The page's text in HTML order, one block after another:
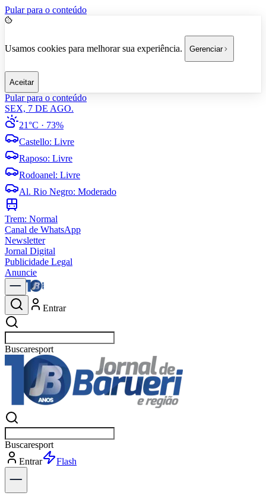
Pular para o conteúdo
Usamos cookies para melhorar sua experiência. Gerenciar
Aceitar
Pular para o conteúdo
SEX, 7 DE AGO.
21°C · 73%
Castello: Livre
Raposo: Livre
Rodoanel: Livre
Al. Rio Negro: Moderado
Trem: Normal
Canal de WhatsApp
Newsletter
Jornal Digital
Publicidade Legal
Anuncie
Entrar
Buscarnot
Buscarnot
Entrar
Explorar